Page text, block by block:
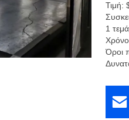
Τιμή:
1
Όροι